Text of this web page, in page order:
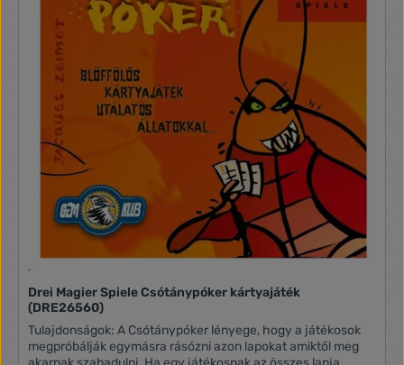
Anyaga: műanyag
Drei Magier Spiele Csótánypóker kártyajáték
(DRE26560)
Tulajdonságok: A Csótánypóker lényege, hogy a játékosok
megpróbálják egymásra rásózni azon lapokat amiktől meg